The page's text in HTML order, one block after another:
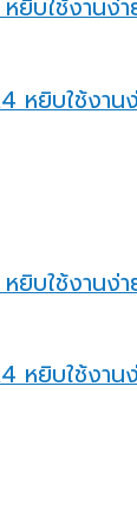
หยิบใช้งา
หยิบใช้งาน